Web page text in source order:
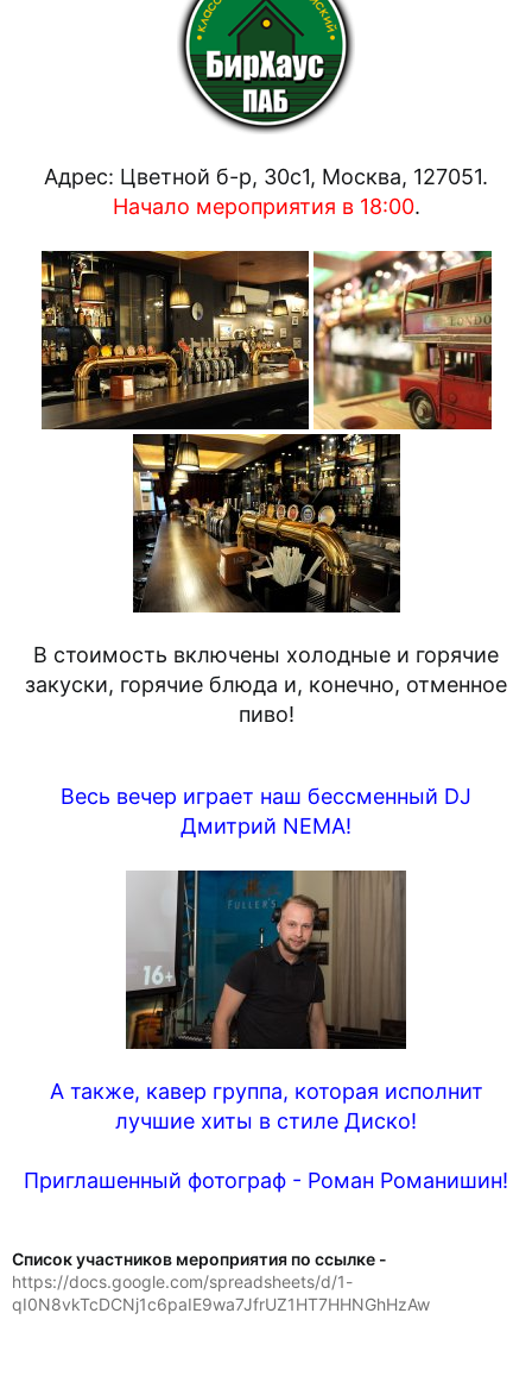
Адрес: Цветной б-р, 30с1, Москва, 127051.
Начало мероприятия в 18:00.
В стоимость включены холодные и горячие
закуски, горячие блюда и, конечно, отменное
пиво!​
Весь вечер играет наш бессменный DJ
Дмитрий NEMA!​
А также, кавер группа, которая исполнит
лучшие хиты в стиле Диско!​
Приглашенный фотограф - Роман Романишин!​
Список участников мероприятия по ссылке -
https://docs.google.com/spreadsheets/d/1-
qI0N8vkTcDCNj1c6paIE9wa7JfrUZ1HT7HHNGhHzAw